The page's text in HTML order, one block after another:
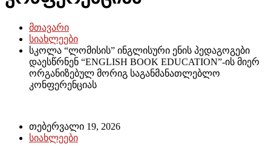
მთავარი
სიახლეები
სკოლა “ლომისის” ინგლისური ენის პედაგოგები
დაესწრნენ “ENGLISH BOOK EDUCATION”-ის მიერ
ორგანიზებულ მორიგ საგანმანათლებლო
კონფერენციას
თებერვალი 19, 2026
სიახლეები